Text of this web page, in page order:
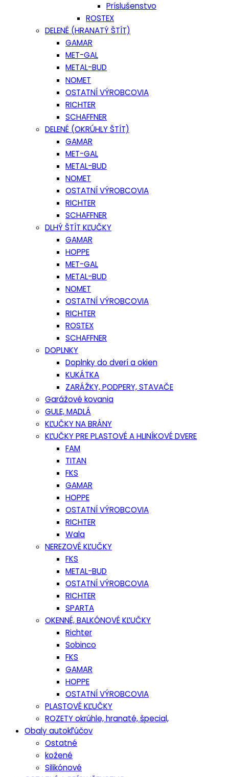
Príslušenstvo
ROSTEX
DELENÉ (HRANATÝ ŠTÍT)
GAMAR
MET-GAL
METAL-BUD
NOMET
OSTATNÍ VÝROBCOVIA
RICHTER
SCHAFFNER
DELENÉ (OKRÚHLY ŠTÍT)
GAMAR
MET-GAL
METAL-BUD
NOMET
OSTATNÍ VÝROBCOVIA
RICHTER
SCHAFFNER
DLHÝ ŠTÍT KĽUČKY
GAMAR
HOPPE
MET-GAL
METAL-BUD
NOMET
OSTATNÍ VÝROBCOVIA
RICHTER
ROSTEX
SCHAFFNER
DOPLNKY
Doplnky do dverí a okien
KUKÁTKA
ZARÁŽKY, PODPERY, STAVAČE
Garážové kovania
GULE, MADLÁ
KĽUČKY NA BRÁNY
KĽUČKY PRE PLASTOVÉ A HLINÍKOVÉ DVERE
FAM
TITAN
FKS
GAMAR
HOPPE
OSTATNÍ VÝROBCOVIA
RICHTER
Wala
NEREZOVÉ KĽUČKY
FKS
METAL-BUD
OSTATNÍ VÝROBCOVIA
RICHTER
SPARTA
OKENNÉ, BALKÓNOVÉ KĽUČKY
Richter
Sobinco
FKS
GAMAR
HOPPE
OSTATNÍ VÝROBCOVIA
PLASTOVÉ KĽUČKY
ROZETY okrúhle, hranaté, špecial,
Obaly autokľúčov
Ostatné
kožené
Silikónové